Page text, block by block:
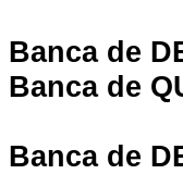
Banca de
Banca de
Banca de